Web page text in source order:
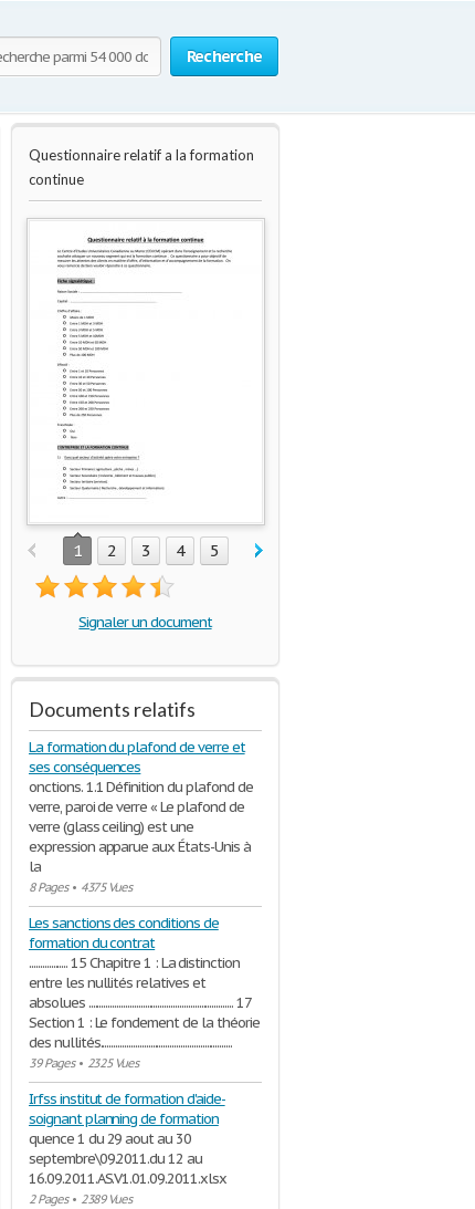
Recherche
Questionnaire relatif a la formation
continue
1 2 3 4 5
Signaler un document
Documents relatifs
La formation du plafond de verre et
ses conséquences
onctions. 1.1 Définition du plafond de
verre, paroi de verre « Le plafond de
verre (glass ceiling) est une
expression apparue aux États-Unis à
la
8 Pages• 4375 Vues
Les sanctions des conditions de
formation du contrat
.................. 15 Chapitre 1 : La distinction
entre les nullités relatives et
absolues ................................................................... 17
Section 1 : Le fondement de la théorie
des nullités.............................................................
39 Pages• 2325 Vues
Irfss institut de formation d'aide-
soignant planning de formation
quence 1 du 29 aout au 30
septembre\09.2011.du 12 au
16.09.2011.AS.V1.01.09.2011.xlsx
2 Pages• 2389 Vues